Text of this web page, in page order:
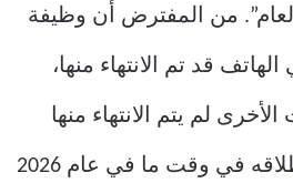
من المفترض أن وظيفة
قد تم الانتهاء منها،
لم يتم الانتهاء منها
بعد. تتوقع الشركة إطلاقه في وقت ما في عام 2026